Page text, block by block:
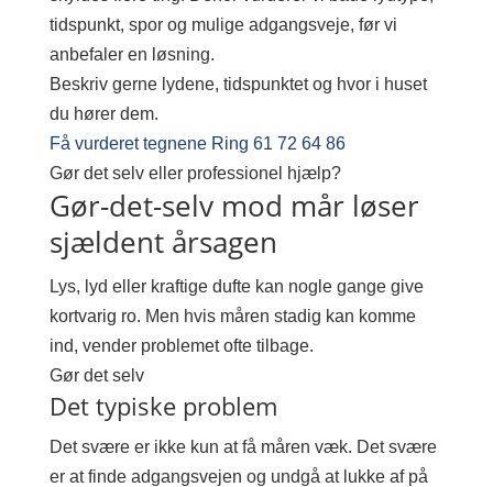
tidspunkt, spor og mulige adgangsveje, før vi
anbefaler en løsning.
Beskriv gerne lydene, tidspunktet og hvor i huset
du hører dem.
Få vurderet tegnene Ring 61 72 64 86
Gør det selv eller professionel hjælp?
Gør-det-selv mod mår løser
sjældent årsagen
Lys, lyd eller kraftige dufte kan nogle gange give
kortvarig ro. Men hvis måren stadig kan komme
ind, vender problemet ofte tilbage.
Gør det selv
Det typiske problem
Det svære er ikke kun at få måren væk. Det svære
er at finde adgangsvejen og undgå at lukke af på